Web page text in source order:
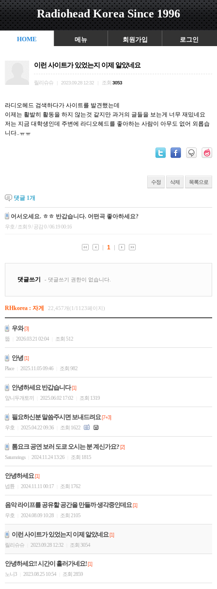
Radiohead Korea Since 1996
HOME 메뉴 회원가입 로그인
이런 사이트가 있었는지 이제 알았네요
릴리슈슈 2023.09.28 12:32 조회 3053
라디오헤드 검색하다가 사이트를 발견했는데
이제는 활발히 활동을 하지 않는것 같지만 과거의 글들을 보는게 너무 재밌네요
저는 지금 대학생인데 주변에 라디오헤드를 좋아하는 사람이 아무도 없어 외롭습
니다..ㅠㅠ
수정 삭제 목록으로
댓글 1개
RHkorea : 자게 22,457개(1/1123페이지)
우와[3]
뚭
2026.03.21 02:04 조회 512
안녕[1]
Place
2025.11.05 09:46 조회 982
안녕하세요 반갑습니다[1]
앞니두개토끼
2025.06.02 17:02 조회 1319
필요하신분 말씀주시면 보내드려요[7+3]
우호
2025.04.22 09:36 조회 1622
톰요크 공연 보러 도쿄 오시는 분 계신가요?[2]
Saturnrings
2024.11.24 13:26 조회 1815
안녕하세요[1]
넵튠
2024.11.11 00:17 조회 1762
음악 라이프를 공유할 공간을 만들까 생각중인데요[1]
우호
2024.08.09 10:28 조회 2105
이런 사이트가 있었는지 이제 알았네요[1]
릴리슈슈
2023.09.28 12:32 조회 3054
안녕하세요!! 시간이 흘러가네요![1]
노니3
2023.08.25 10:54 조회 2859